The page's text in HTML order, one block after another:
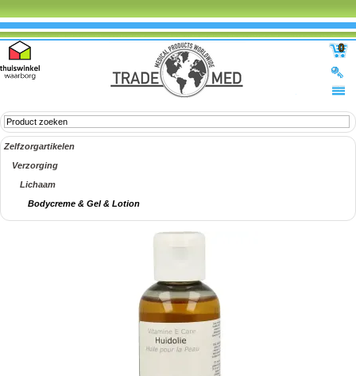
0
Zelfzorgartikelen
Verzorging
Lichaam
Bodycreme & Gel & Lotion